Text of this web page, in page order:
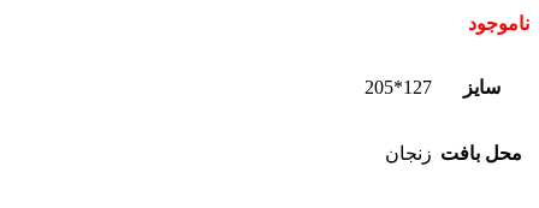
ناموجود
سایز 127*205
محل بافت زنجان